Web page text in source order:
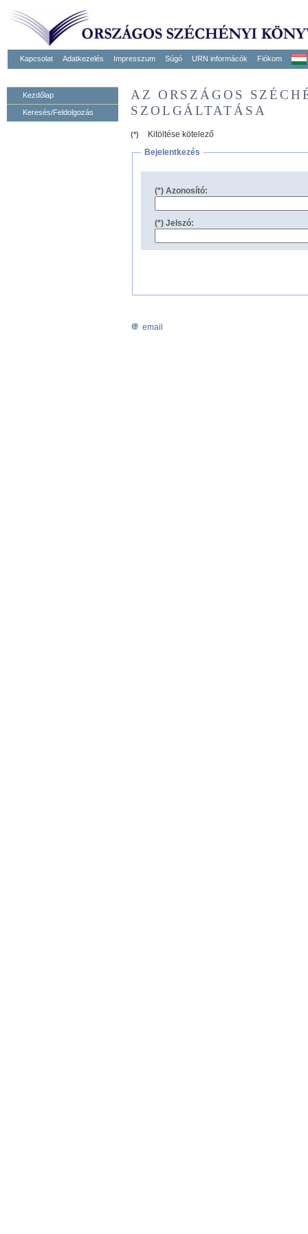
Kapcsolat Adatkezelés Impresszum Súgó URN informácók Fiókom
Kezdőlap
Keresés/Feldolgozás
AZ ORSZÁGOS
SZOLGÁLTATÁSA
(*)
Kitöltése kötelező
Bejelentkezés
(*) Azonosító:
(*) Jelszó:
email